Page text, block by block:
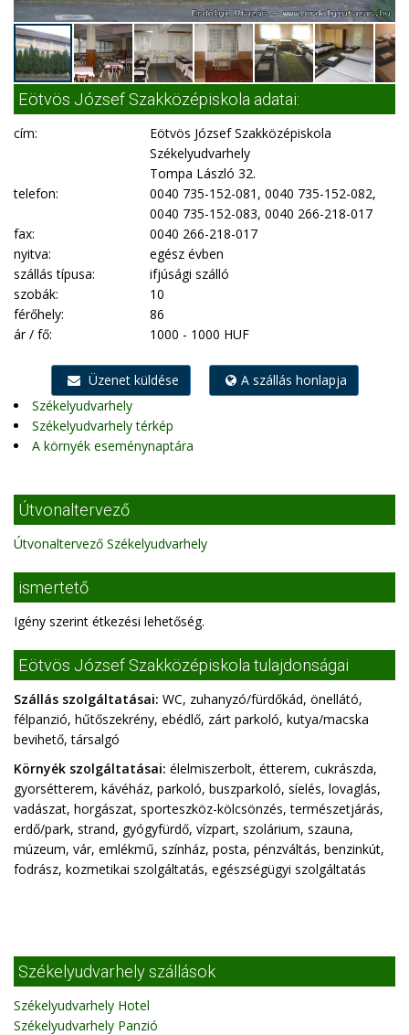
Eötvös József Szakközépiskola adatai:
cím:
Eötvös József Szakközépiskola
Székelyudvarhely
Tompa László 32.
telefon:
0040 735-152-081, 0040 735-152-082,
0040 735-152-083, 0040 266-218-017
fax:
0040 266-218-017
nyitva:
egész évben
szállás típusa:
ifjúsági szálló
szobák:
10
férőhely:
86
ár / fő:
1000 - 1000 HUF
Üzenet küldése
A szállás honlapja
Székelyudvarhely
Székelyudvarhely térkép
A környék eseménynaptára
Útvonaltervező
Útvonaltervező Székelyudvarhely
ismertető
Igény szerint étkezési lehetőség.
Eötvös József Szakközépiskola tulajdonságai
Szállás szolgáltatásai: WC, zuhanyzó/fürdőkád, önellátó,
félpanzió, hűtőszekrény, ebédlő, zárt parkoló, kutya/macska
bevihető, társalgó
Környék szolgáltatásai: élelmiszerbolt, étterem, cukrászda,
gyorsétterem, kávéház, parkoló, buszparkoló, síelés, lovaglás,
vadászat, horgászat, sporteszköz-kölcsönzés, természetjárás,
erdő/park, strand, gyógyfürdő, vízpart, szolárium, szauna,
múzeum, vár, emlékmű, színház, posta, pénzváltás, benzinkút,
fodrász, kozmetikai szolgáltatás, egészségügyi szolgáltatás
Székelyudvarhely szállások
Székelyudvarhely Hotel
Székelyudvarhely Panzió